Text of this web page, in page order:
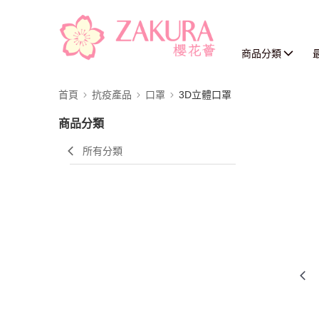
商品分類
首頁 抗疫產品 口罩 3D立體口罩
商品分類
所有分類